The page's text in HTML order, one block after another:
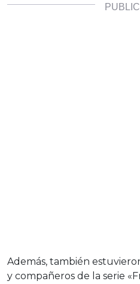
Además, también
y compañeros de la serie